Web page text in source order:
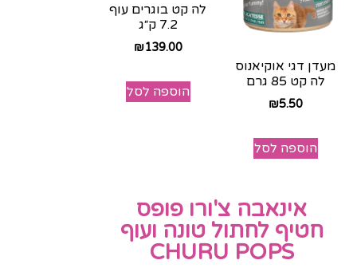
אינאבה צ'ורו פופס
חטיף לחתול טונה ועוף
CHURU POPS
מעדן דגי אוקיאנוס
לה קט 85 גרם
₪5.50
הוספה לסל
לה קט בוגרים עוף
7.2 ק״ג
₪139.00
הוספה לסל